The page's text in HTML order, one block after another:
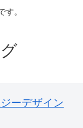
。
ーデザイン